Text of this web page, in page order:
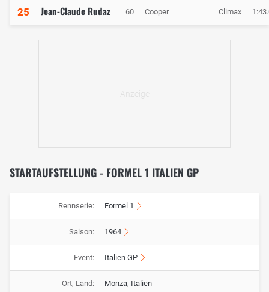
25 Jean-Claude Rudaz 60 Cooper Climax
STARTAUFSTELLUNG - FORMEL 1 ITALIEN GP
Rennserie: Formel 1
Saison: 1964
Event: Italien GP
Ort, Land: Monza, Italien